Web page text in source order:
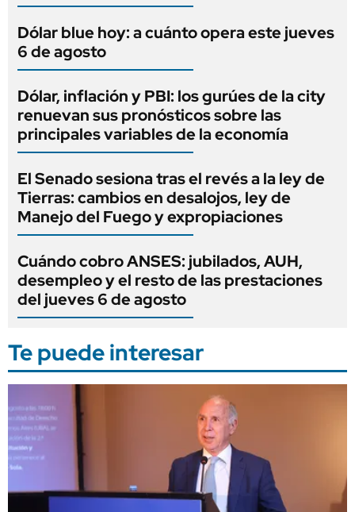
Dólar blue hoy: a cuánto opera este jueves
6 de agosto
Dólar, inflación y PBI: los gurúes de la city
renuevan sus pronósticos sobre las
principales variables de la economía
El Senado sesiona tras el revés a la ley de
Tierras: cambios en desalojos, ley de
Manejo del Fuego y expropiaciones
Cuándo cobro ANSES: jubilados, AUH,
desempleo y el resto de las prestaciones
del jueves 6 de agosto
Te puede interesar